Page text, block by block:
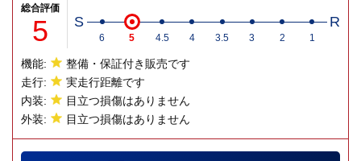
総合評価
5 S R
6 5 4.5 4 3.5 3 2 1
機能:
整備・保証付き販売です
走行:
実走行距離です
内装:
目立つ損傷はありません
外装:
目立つ損傷はありません